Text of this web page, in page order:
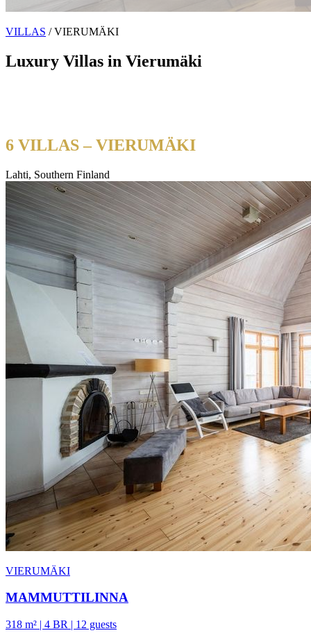
VILLAS / VIERUMÄKI
Luxury Villas in Vierumäki
6 VILLAS – VIERUMÄKI
Lahti, Southern Finland
VIERUMÄKI
MAMMUTTILINNA
318 m² | 4 BR | 12 guests